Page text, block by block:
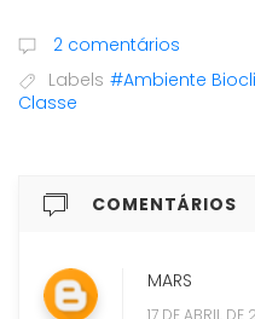
2 comentários
Labels #Ambiente
Classe
COMENTÁRIOS
MARS
17 DE ABRIL DE